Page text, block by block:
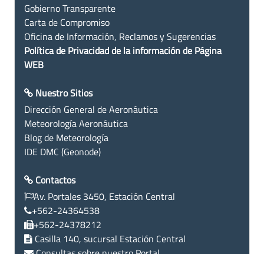
Gobierno Transparente
Carta de Compromiso
Oficina de Información, Reclamos y Sugerencias
Política de Privacidad de la información de Página
WEB
Nuestro Sitios
Dirección General de Aeronáutica
Meteorología Aeronáutica
Blog de Meteorología
IDE DMC (Geonode)
Contactos
Av. Portales 3450, Estación Central
+562-24364538
+562-24378212
Casilla 140, sucursal Estación Central